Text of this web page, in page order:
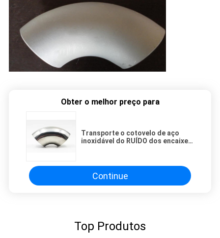
Obter o melhor preço para
Transporte o cotovelo de aço
inoxidável do RUÍDO dos encaixes
Continue
Top Produtos